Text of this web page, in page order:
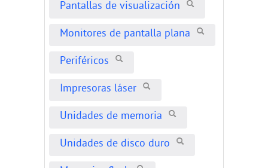
Pantallas de visualización
Monitores de pantalla plana
Periféricos
Impresoras láser
Unidades de memoria
Unidades de disco duro